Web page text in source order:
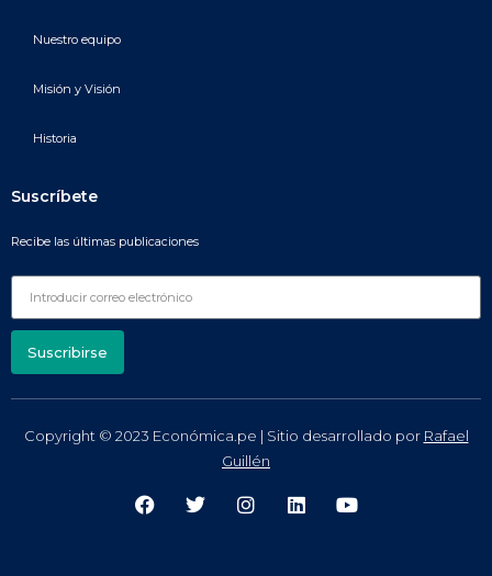
Nuestro equipo
Misión y Visión
Historia
Suscríbete
Recibe las últimas publicaciones
Suscribirse
Copyright © 2023 Económica.pe | Sitio desarrollado por Rafael
Guillén